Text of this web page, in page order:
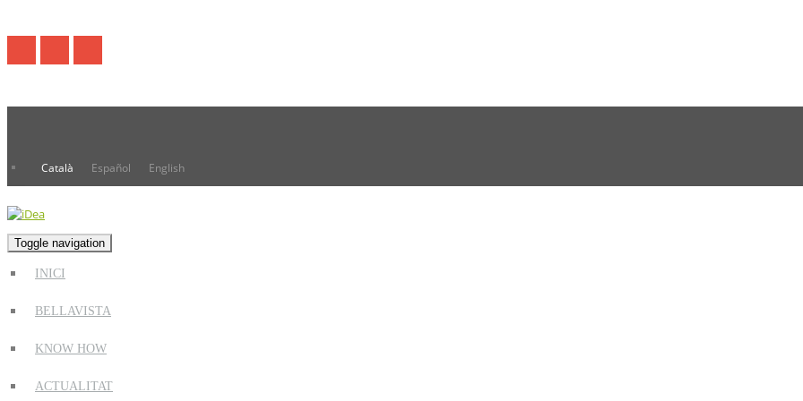
Català Español English
Toggle navigation
INICI
BELLAVISTA
KNOW HOW
ACTUALITAT